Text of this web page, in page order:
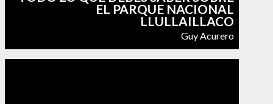
EL PARQUE NACIONAL
LLULLAILLACO
Guy Acurero